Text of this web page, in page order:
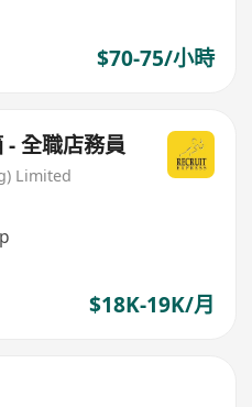
$70-75/小時
- 全職店務員
Limited
$18K-19K/月